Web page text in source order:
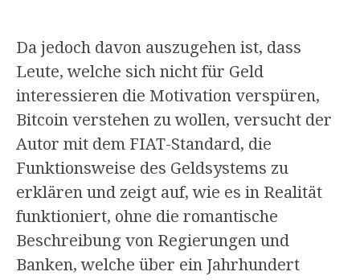
Da jedoch davon auszugehen ist, dass
Leute, welche sich nicht für Geld
interessieren die Motivation verspüren,
Bitcoin verstehen zu wollen, versucht der
Autor mit dem FIAT-Standard, die
Funktionsweise des Geldsystems zu
erklären und zeigt auf, wie es in Realität
funktioniert, ohne die romantische
Beschreibung von Regierungen und
Banken, welche über ein Jahrhundert